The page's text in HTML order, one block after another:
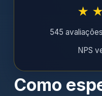
545
NPS
Como